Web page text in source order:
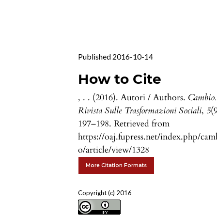
Published 2016-10-14
How to Cite
, . . (2016). Autori / Authors. Cambio.
Rivista Sulle Trasformazioni Sociali, 5
197–198. Retrieved from
https://oaj.fupress.net/index.php/
o/article/view/1328
More Citation Formats
Copyright (c) 2016